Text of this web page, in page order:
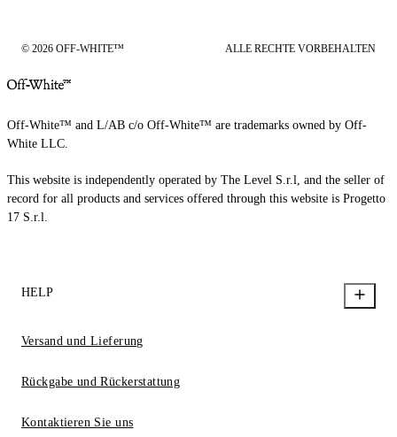
© 2026 OFF-WHITE™ ALLE RECHTE VORBEHALTEN
Off-White™ and L/AB c/o Off-White™ are trademarks owned by Off-
White LLC.
This website is independently operated by The Level S.r.l, and the seller of
record for all products and services offered through this website is Progetto
17 S.r.l.
HELP
Versand und Lieferung
Rückgabe und Rückerstattung
Kontaktieren Sie uns